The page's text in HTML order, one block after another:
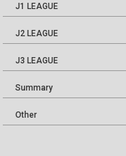
J1 LEAGUE
J2 LEAGUE
J3 LEAGUE
Summary
Other